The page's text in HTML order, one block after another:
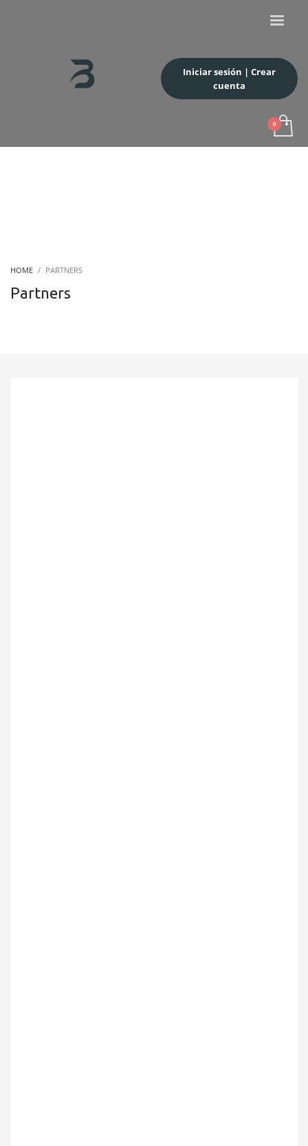
Iniciar sesión | Crear
cuenta
HOME PARTNERS
Partners